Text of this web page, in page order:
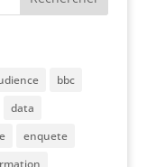
bbc
data
enquete